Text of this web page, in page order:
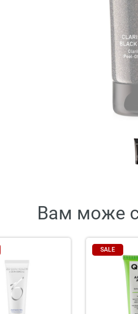
Вам може
SALE